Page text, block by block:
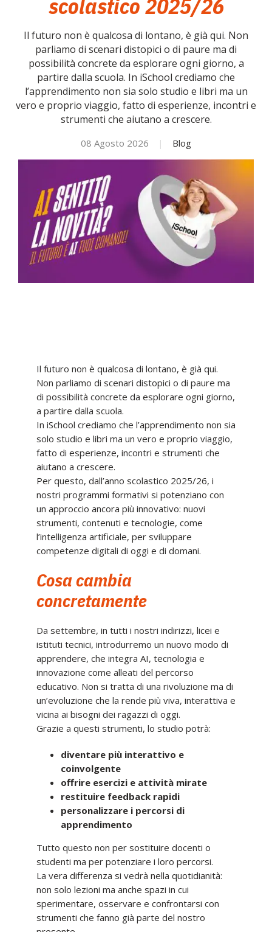
ISCRIVITI
ESAMI DI IDONEITÀ
scolastico 2025/26
Il futuro non è qualcosa di lontano, è già qui. Non
parliamo di scenari distopici o di paure ma di
possibilità concrete da esplorare ogni giorno, a
partire dalla scuola. In iSchool crediamo che
l’apprendimento non sia solo studio e libri ma un
vero e proprio viaggio, fatto di esperienze, incontri e
strumenti che aiutano a crescere.
08 Agosto 2026 | Blog
Il futuro non è qualcosa di lontano, è già qui.
Non parliamo di scenari distopici o di paure ma
di possibilità concrete da esplorare ogni giorno,
a partire dalla scuola.
In iSchool crediamo che l’apprendimento non sia
solo studio e libri ma un vero e proprio viaggio,
fatto di esperienze, incontri e strumenti che
aiutano a crescere.
Per questo, dall’anno scolastico 2025/26, i
nostri programmi formativi si potenziano con
un approccio ancora più innovativo: nuovi
strumenti, contenuti e tecnologie, come
l’intelligenza artificiale, per sviluppare
competenze digitali di oggi e di domani.
Cosa cambia
concretamente
Da settembre, in tutti i nostri indirizzi, licei e
istituti tecnici, introdurremo un nuovo modo di
apprendere, che integra AI, tecnologia e
innovazione come alleati del percorso
educativo. Non si tratta di una rivoluzione ma di
un’evoluzione che la rende più viva, interattiva e
vicina ai bisogni dei ragazzi di oggi.
Grazie a questi strumenti, lo studio potrà:
diventare più interattivo e
coinvolgente
offrire esercizi e attività mirate
restituire feedback rapidi
personalizzare i percorsi di
apprendimento
Tutto questo non per sostituire docenti o
studenti ma per potenziare i loro percorsi.
La vera differenza si vedrà nella quotidianità:
non solo lezioni ma anche spazi in cui
sperimentare, osservare e confrontarsi con
strumenti che fanno già parte del nostro